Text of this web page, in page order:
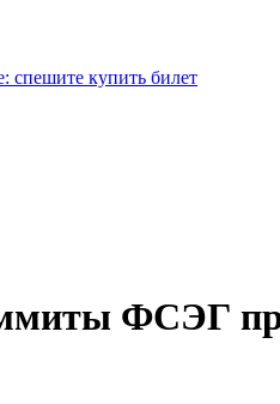
спешите купить билет
ФСЭГ